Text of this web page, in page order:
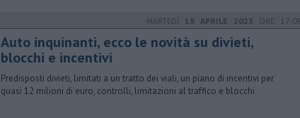
MARTEDÌ 18 APRILE 2023 ORE
Auto inquinanti, ecco le novità su divieti,
blocchi e incentivi
Predisposti divieti, limitati a un tratto dei viali, un piano di incentivi per
quasi 12 milioni di euro, controlli, limitazioni al traffico e blocchi